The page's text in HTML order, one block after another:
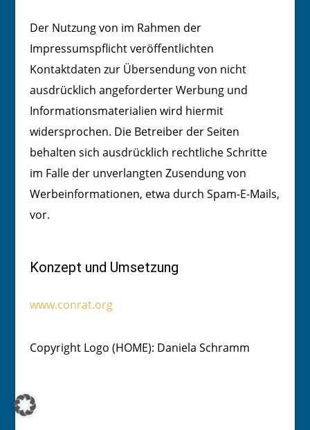
Der Nutzung von im Rahmen der
Impressumspflicht veröffentlichten
Kontaktdaten zur Übersendung von nicht
ausdrücklich angeforderter Werbung und
Informationsmaterialien wird hiermit
widersprochen. Die Betreiber der Seiten
behalten sich ausdrücklich rechtliche Schritte
im Falle der unverlangten Zusendung von
Werbeinformationen, etwa durch Spam-E-Mails,
vor.
Konzept und Umsetzung
www.conrat.org
Copyright Logo (HOME): Daniela Schramm